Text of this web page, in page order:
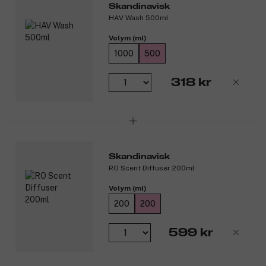
Brinntid: upp till 20 timmar
Kan återanvändas med värmeljus eller för förvaring
ARKTIS – Norska för ‘arktisk’
Det enorma, kalla landskapet som delas av Nordnorge, Sverige
och Finland är lika friskt och majestätiskt som det är avlägset
Skandinavisk
HAV Wash 500ml
Volym (ml)
1000 500
318 kr
Skandinavisk
RO Scent Diffuser 200ml
Volym (ml)
200 200
599 kr